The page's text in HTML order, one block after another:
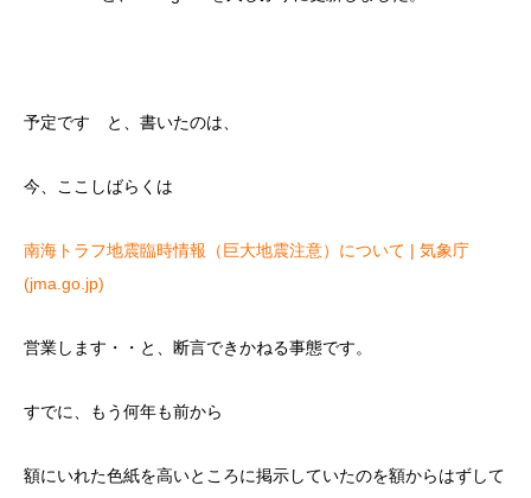
予定です と、書いたのは、
今、ここしばらくは
南海トラフ地震臨時情報（巨大地震注意）について | 気象庁
(jma.go.jp)
営業します・・と、断言できかねる事態です。
すでに、もう何年も前から
額にいれた色紙を高いところに掲示していたのを額からはずして